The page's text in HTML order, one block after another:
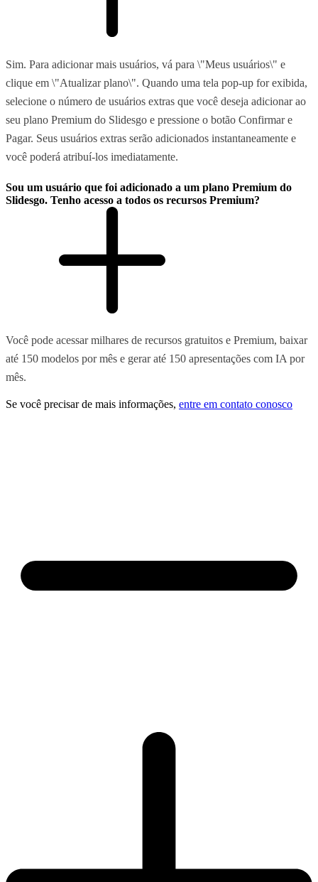
Sim. Para adicionar mais usuários, vá para \"Meus usuários\" e
clique em \"Atualizar plano\". Quando uma tela pop-up for exibida,
selecione o número de usuários extras que você deseja adicionar ao
seu plano Premium do Slidesgo e pressione o botão Confirmar e
Pagar. Seus usuários extras serão adicionados instantaneamente e
você poderá atribuí-los imediatamente.
Sou um usuário que foi adicionado a um plano Premium do
Slidesgo. Tenho acesso a todos os recursos Premium?
Você pode acessar milhares de recursos gratuitos e Premium, baixar
até 150 modelos por mês e gerar até 150 apresentações com IA por
mês.
Se você precisar de mais informações, entre em contato conosco